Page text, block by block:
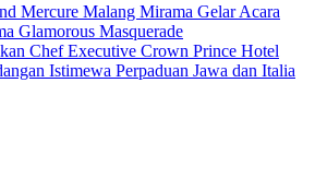
Mercure Malang Mirama Gelar Acara
Glamorous Masquerade
Chef Executive Crown Prince Hotel
Istimewa Perpaduan Jawa dan Italia